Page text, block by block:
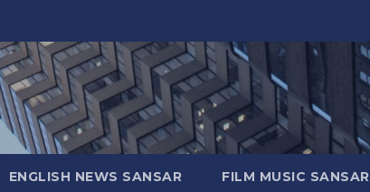
ENGLISH NEWS SANSAR FILM MUSIC SANSAR